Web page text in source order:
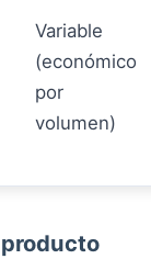
Variable
(económico
por
volumen)